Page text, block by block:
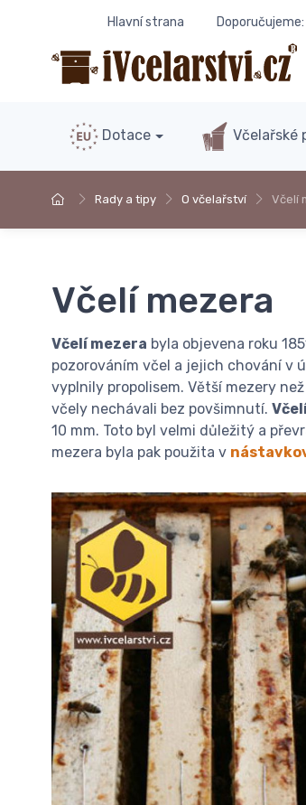
Hlavní strana Doporučujeme:
Dotace Včelařské
Rady a tipy O včelařství Včelí
Včelí mezera
Včelí mezera byla objevena roku
pozorováním včel a jejich chování v
vyplnily propolisem. Větší mezery
včely nechávali bez povšimnutí.
10 mm. Toto byl velmi důležitý a
mezera byla pak použita v